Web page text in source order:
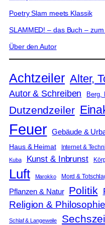
Poetry Slam meets Klassik
SLAMMED! – das Buch –
Über den Autor
Achtzeiler Alter,
Autor & Schreiben Berg,
Dutzendzeiler
Feuer Gebäude &
Haus & Heimat Internet &
Kuba Kunst & Inbrunst
Luft Marokko Mord &
Pflanzen & Natur Politik
Religion & Philosophie
Schlaf & Langeweile